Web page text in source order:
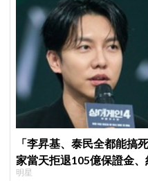
「李昇基、泰民全都能搞
家當天拒退105億保證金
明星